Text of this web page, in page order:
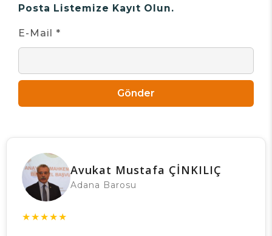
Posta Listemize Kayıt Olun.
E-Mail *
Gönder
Avukat Mustafa ÇİNKILIÇ
Adana Barosu
★★★★★